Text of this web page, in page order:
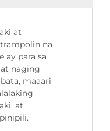
at
na
ay para sa
naging
maaari
at